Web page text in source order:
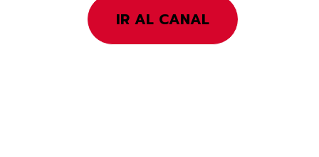
IR AL CANAL